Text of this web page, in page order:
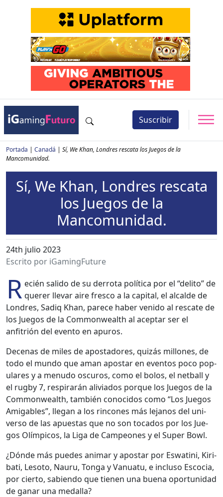
Suscribir
Portada | Canadá | Sí, We Khan, Londres rescata los Juegos de la
Mancomunidad.
Sí, We Khan, Londres rescata
los Juegos de la
Mancomunidad.
24th julio 2023
Escrito por iGamingFuture
R ecién sali­do de su der­ro­ta políti­ca por el “deli­to” de
quer­er lle­var aire fres­co a la cap­i­tal, el alcalde de
Lon­dres, Sadiq Khan, parece haber venido al rescate de
los Jue­gos de la Com­mon­wealth al acep­tar ser el
anfitrión del even­to en apuros.
Dece­nas de miles de apos­ta­dores, quizás mil­lones, de
todo el mun­do que aman apos­tar en even­tos poco pop­
u­lares y a menudo oscuros, como el bolos, el net­ball y
el rug­by 7, res­pi­rarán alivi­a­dos porque los Jue­gos de la
Com­mon­wealth, tam­bién cono­ci­dos como “Los Jue­gos
Ami­ga­bles”, lle­gan a los rin­cones más lejanos del uni­
ver­so de las apues­tas que no son toca­dos por los Jue­
gos Olímpi­cos, la Liga de Campe­ones y el Super Bowl.
¿Dónde más puedes ani­mar y apos­tar por Eswa­ti­ni, Kiri­
bati, Leso­to, Nau­ru, Ton­ga y Van­u­atu, e inclu­so Esco­cia,
por cier­to, sabi­en­do que tienen una bue­na opor­tu­nidad
de ganar una medal­la?